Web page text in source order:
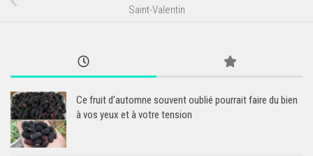
Saint-Valentin
Ce fruit d’automne souvent oublié pourrait faire du bien
à vos yeux et à votre tension